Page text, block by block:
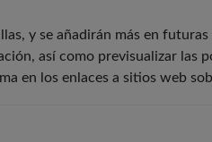
y se añadirán más en
así como previsualizar las
en los enlaces a sitios web